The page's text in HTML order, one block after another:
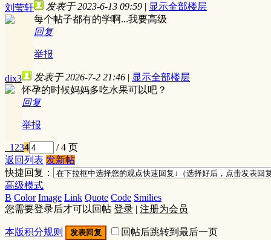
刘莹轩 发表于 2023-6-13 09:59 | 显示全部楼层
每个帖子都有的学啊...我要高级
回复
举报
dix3 发表于 2026-7-2 21:46 | 显示全部楼层
怀孕的时候妈妈多吃水果可以吧？
回复
举报
1 234
/ 4 页
返回列表 发新帖
快捷回复：
高级模式
B Color Image Link Quote Code Smilies
您需要登录后才可以回帖 登录 | 注册为会员
本版积分规则 发表回复 回帖后跳转到最后一页